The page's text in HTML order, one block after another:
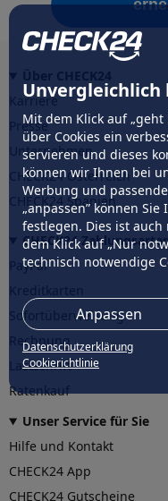
Unvergleichlich
Mit dem Klick auf
über Cookies ein
servieren und dieses
können wir Ihnen bei
Werbung und
„anpassen” können
festlegen. Dies ist
dem Klick auf „Nur
technisch notwendige
Anpassen
Datenschutzerklärung
Cookierichtlinie
Karriere
Presse
Unternehmen
CHECK24 Österreich
CHECK24 Spanien
CHECK24
PayPal
Sofortüberweisung
Rechnung
Lastschrift
Ratenkauf
Unser Service für Sie
Hilfe und Kontakt
CHECK24 App
CHECK24 Gutscheine